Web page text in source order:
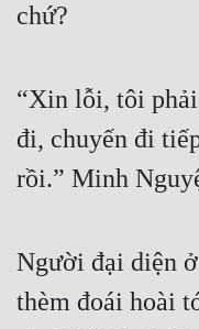
chứ?
“Xin lỗi, tôi
đi, chuyến đi
rồi.” Minh
Người đại diện
thèm đoái hoài